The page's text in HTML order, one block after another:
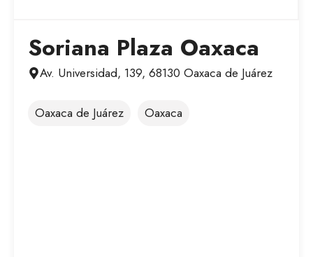
Soriana Plaza Oaxaca
Av. Universidad, 139, 68130 Oaxaca de Juárez
Oaxaca de Juárez Oaxaca